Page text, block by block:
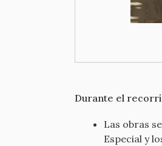
Durante el
Las obras
Especial y